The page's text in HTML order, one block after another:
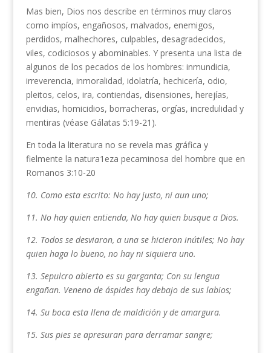
Mas bien, Dios nos describe en términos muy claros
como impíos, engañosos, malvados, enemigos,
perdidos, malhechores, culpables, desagradecidos,
viles, codiciosos y abominables. Y presenta una lista de
algunos de los pecados de los hombres: inmundicia,
irreverencia, inmoralidad, idolatría, hechicería, odio,
pleitos, celos, ira, contiendas, disensiones, herejías,
envidias, homicidios, borracheras, orgías, incredulidad y
mentiras (véase Gálatas 5:19-21).
En toda la literatura no se revela mas gráfica y
fielmente la natura1eza pecaminosa del hombre que en
Romanos 3:10-20
10. Como esta escrito: No hay justo, ni aun uno;
11. No hay quien entienda, No hay quien busque a Dios.
12. Todos se desviaron, a una se hicieron inútiles; No hay
quien haga lo bueno, no hay ni siquiera uno.
13. Sepulcro abierto es su garganta; Con su lengua
engañan. Veneno de áspides hay debajo de sus labios;
14. Su boca esta llena de maldición y de amargura.
15. Sus pies se apresuran para derramar sangre;